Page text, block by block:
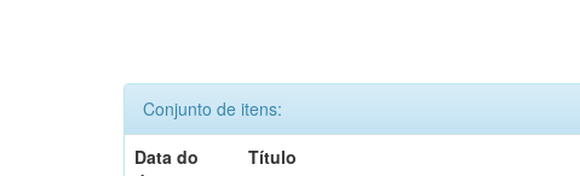
Conjunto de itens:
Data do
Título